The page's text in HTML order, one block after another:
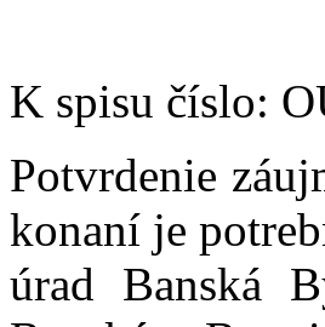
K spisu číslo:
Potvrdenie
konaní je
úrad Banská